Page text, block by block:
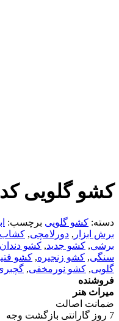
کشو گلویی کد 8
دسته: کشو گلویی برچسب:
برش ابزار , دورلامچی, کشاب
برشی, کشو جدید, کشو
سنگی, کشو زنجیره, کشو
گلویی, کشو نورمخفی,
فروشنده
میراث هنر
ضمانت اصالت
7 روز گارانتی بازگشت وجه